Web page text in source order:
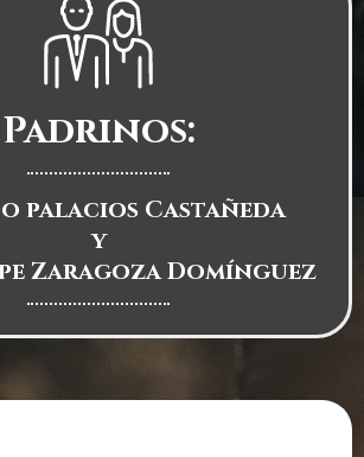
Padrinos:
palacios Castañeda
y
Zaragoza Domínguez